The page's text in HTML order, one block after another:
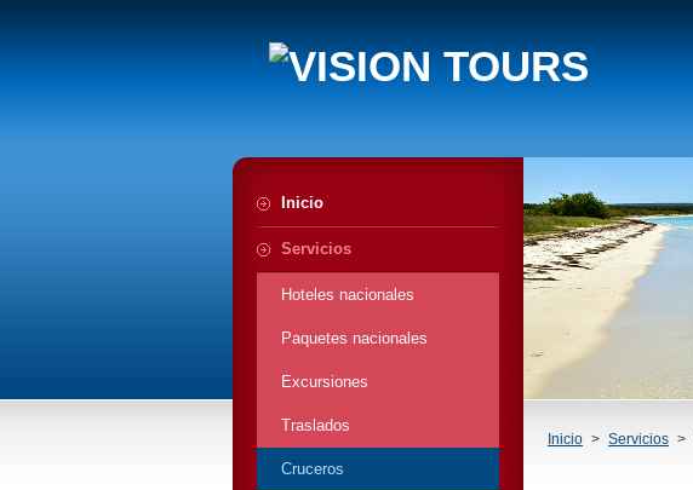
Inicio > Servicios >
Inicio
Servicios
Hoteles nacionales
Paquetes nacionales
Excursiones
Traslados
Cruceros